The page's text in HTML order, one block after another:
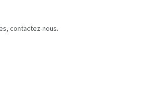
contactez-nous.